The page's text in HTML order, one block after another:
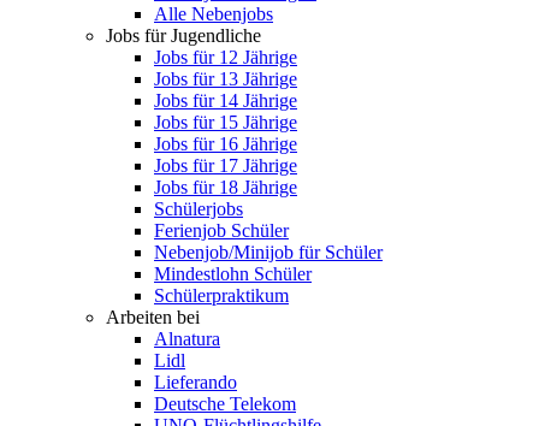
Alle Nebenjobs
Jobs für Jugendliche
Jobs für 12 Jährige
Jobs für 13 Jährige
Jobs für 14 Jährige
Jobs für 15 Jährige
Jobs für 16 Jährige
Jobs für 17 Jährige
Jobs für 18 Jährige
Schülerjobs
Ferienjob Schüler
Nebenjob/Minijob für Schüler
Mindestlohn Schüler
Schülerpraktikum
Arbeiten bei
Alnatura
Lidl
Lieferando
Deutsche Telekom